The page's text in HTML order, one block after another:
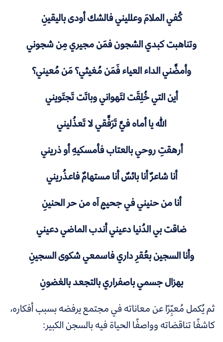
كُفي الملامَ وعلليني فالشك أودى باليقينِ
وتناهبت كبدي الشجون فمَن مجيري مِن شجوني
وأمضَّني الداء العياء فَمَن مُغيثي؟ مَن مُعيني؟
أين التي خُلِقَت لتَهواني وباتَت تَجتَويني
الله يا أماه فيَّ تَرَفَّقي لا تَعذُليني
أرهقتِ روحي بالعتاب فأمسكيهِ أو ذريني
أنا شاعرٌ أنا بائسٌ أنا مستهامٌ فاعذُريني
أنا من حنيني في جحيمٍ آه من حر الحنينِ
ضاقت بي الدُنيا دعيني أندب الماضي دعيني
وأنا السجين بعُقرِ داري فاسمعي شكوى السجينِ
بهزال جسمي باصفراري بالتجعد بالغضونِ
ثم يُكمل مُعبِّرًا عن معاناته في مجتمع يرفضه بسبب أفكاره،
كاشفًا تناقضاته وواصفًا الحياة فيه بالسجن الكبير: